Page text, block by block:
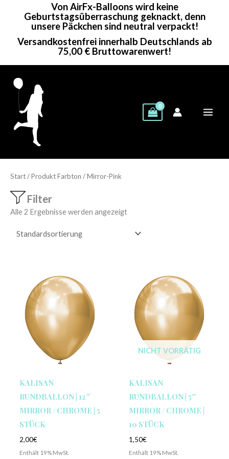
Von AirFx-Balloons wird keine
Geburtstagsüberraschung geknackt, denn
unsere Päckchen sind neutral verpackt!
Versandkostenfrei innerhalb Deutschlands ab
75,00 € Bruttowarenwert!
Start/ Produkt Farbton / Mirror-Pink
Filter
Alle 2 Ergebnisse werden angezeigt
KALISAN
RUNDBALLON | 12″
MIRROR / CHROME | 5
STÜCK
2,00€
Enthält 19% MwSt.
NICHT VORRÄTIG
KALISAN
RUNDBALLON | 5″
MIRROR / CHROME |
10 STÜCK
1,50€
Enthält 19% MwSt.